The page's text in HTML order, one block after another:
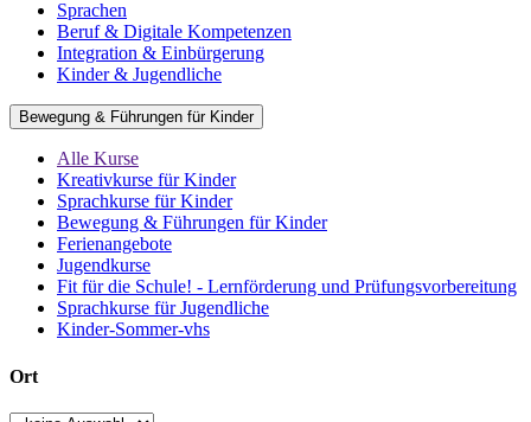
Sprachen
Beruf & Digitale Kompetenzen
Integration & Einbürgerung
Kinder & Jugendliche
Bewegung & Führungen für Kinder
Alle Kurse
Kreativkurse für Kinder
Sprachkurse für Kinder
Bewegung & Führungen für Kinder
Ferienangebote
Jugendkurse
Fit für die Schule! - Lernförderung und Prüfungsvorbereitung
Sprachkurse für Jugendliche
Kinder-Sommer-vhs
Ort